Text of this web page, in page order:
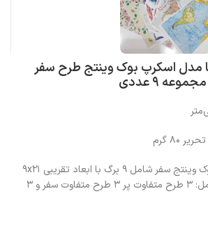
مدل اسکرپ بوک وینتج طرح سفر
گرم
مجموعه اسکرپ بوک وینتج سفر شامل ۹ برگ با ابعاد تقریبی ۹x۲۱
سانت میباشد. شامل: ۳ طرح متفاوت پر ۳ طرح متفاوت سفر و ۳